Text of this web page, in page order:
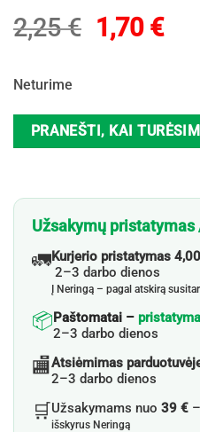
2,25€ Original
1,70 €
Neturime
PRANEŠTI, KAI
Užsakymų
🚛Kurjerio pristatymas
2–3 darbo dienos
Į Neringą – pagal atskirą
📦Paštomatai –
2–3 darbo dienos
🏬Atsiėmimas
2–3 darbo dienos
🛒Užsakymams nuo 39 € –
išskyrus Neringą